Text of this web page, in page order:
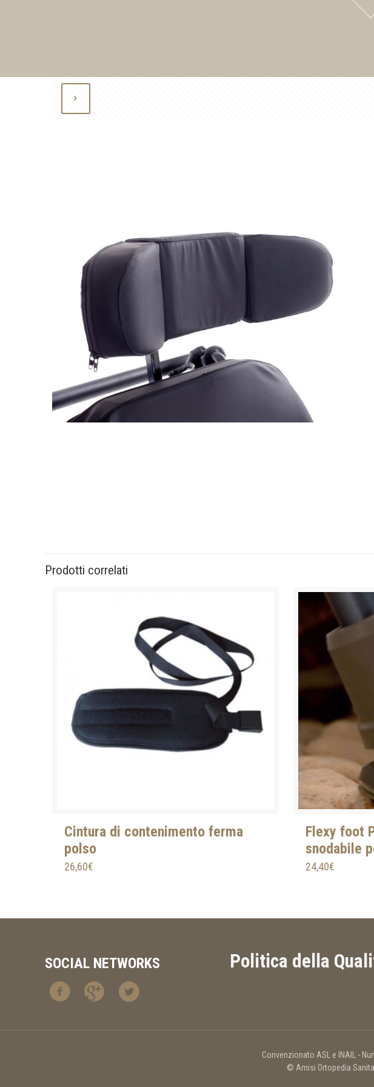
Prodotti correlati
Cintura di contenimento ferma
polso
26,60€
Flexy foot
snodabile
24,40€
SOCIAL NETWORKS Politica della
Convenzionato ASL e INAIL -
© Amisi Ortopedia